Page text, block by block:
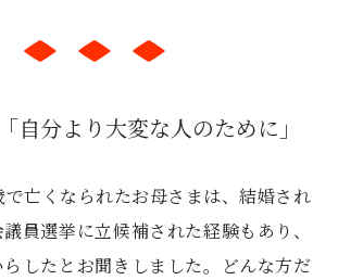
自分より大変な人のために」
亡くなられたお母さまは、結婚され
員選挙に立候補された経験もあり、
したとお聞きしました。どんな方だ